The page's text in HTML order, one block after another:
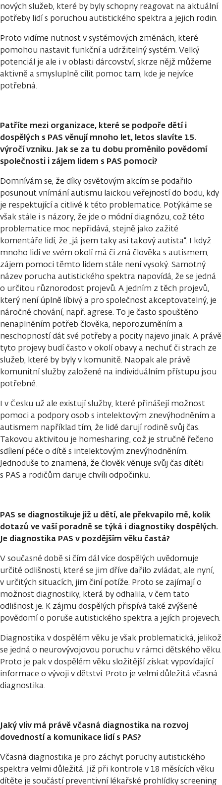
nových služeb, které by byly schopny reagovat na aktuální
potřeby lidí s poruchou autistického spektra a jejich rodin.
Proto vidíme nutnost v systémových změnách, které
pomohou nastavit funkční a udržitelný systém. Velký
potenciál je ale i v oblasti dárcovství, skrze nějž můžeme
aktivně a smysluplně cílit pomoc tam, kde je nejvíce
potřebná.
Patříte mezi organizace, které se podpoře dětí i
dospělých s PAS věnují mnoho let, letos slavíte 15.
výročí vzniku. Jak se za tu dobu proměnilo povědomí
společnosti i zájem lidem s PAS pomoci?
Domnívám se, že díky osvětovým akcím se podařilo
posunout vnímání autismu laickou veřejností do bodu, kdy
je respektující a citlivé k této problematice. Potýkáme se
však stále i s názory, že jde o módní diagnózu, což této
problematice moc nepřidává, stejně jako zažité
komentáře lidí, že „já jsem taky asi takový autista“. I když
mnoho lidí ve svém okolí má či zná člověka s autismem,
zájem pomoci těmto lidem stále není vysoký. Samotný
název porucha autistického spektra napovídá, že se jedná
o určitou různorodost projevů. A jedním z těch projevů,
který není úplně líbivý a pro společnost akceptovatelný, je
náročné chování, např. agrese. To je často spouštěno
nenaplněním potřeb člověka, neporozuměním a
neschopností dát své potřeby a pocity najevo jinak. A právě
tyto projevy budí často v okolí obavy a nechuť či strach ze
služeb, které by byly v komunitě. Naopak ale právě
komunitní služby založené na individuálním přístupu jsou
potřebné.
I v Česku už ale existují služby, které přinášejí možnost
pomoci a podpory osob s intelektovým znevýhodněním a
autismem například tím, že lidé darují rodině svůj čas.
Takovou aktivitou je homesharing, což je stručně řečeno
sdílení péče o dítě s intelektovým znevýhodněním.
Jednoduše to znamená, že člověk věnuje svůj čas dítěti
s PAS a rodičům daruje chvíli odpočinku.
PAS se diagnostikuje již u dětí, ale překvapilo mě, kolik
dotazů ve vaší poradně se týká i diagnostiky dospělých.
Je diagnostika PAS v pozdějším věku častá?
V současné době si čím dál více dospělých uvědomuje
určité odlišnosti, které se jim dříve dařilo zvládat, ale nyní,
v určitých situacích, jim činí potíže. Proto se zajímají o
možnost diagnostiky, která by odhalila, v čem tato
odlišnost je. K zájmu dospělých přispívá také zvýšené
povědomí o poruše autistického spektra a jejích projevech.
Diagnostika v dospělém věku je však problematická, jelikož
se jedná o neurovývojovou poruchu v rámci dětského věku.
Proto je pak v dospělém věku složitější získat vypovídající
informace o vývoji v dětství. Proto je velmi důležitá včasná
diagnostika.
Jaký vliv má právě včasná diagnostika na rozvoj
dovedností a komunikace lidí s PAS?
Včasná diagnostika je pro záchyt poruchy autistického
spektra velmi důležitá. Již při kontrole v 18 měsících věku
dítěte je součástí preventivní lékařské prohlídky screening